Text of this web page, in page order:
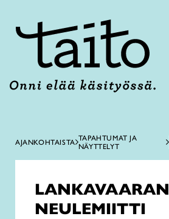
AJANKOHTAISTA TAPAHTUMAT JA
NÄYTTELYT
LANKAVAARAN
NEULEMIITTI